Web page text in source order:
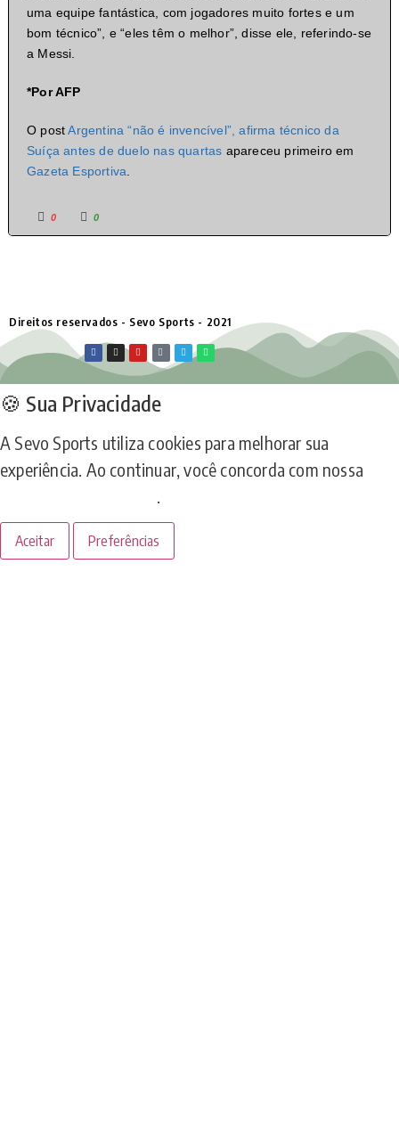
uma equipe fantástica, com jogadores muito fortes e um
bom técnico”, e “eles têm o melhor”, disse ele, referindo-se
a Messi.
*Por AFP
O postArgentina “não é invencível”, afirma técnico da
Suíça antes de duelo nas quartas apareceu primeiro em
Gazeta Esportiva
0 0
Direitos reservados - Sevo Sports - 2021
🍪 Sua Privacidade
A Sevo Sports utiliza cookies para melhorar sua
experiência. Ao continuar, você concorda com nossa
Aceitar Preferências